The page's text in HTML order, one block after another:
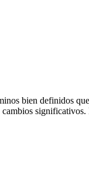
bien definidos